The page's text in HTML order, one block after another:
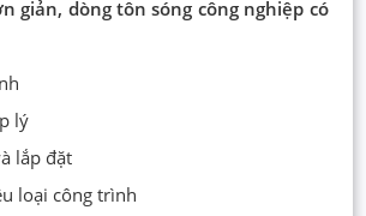
giản, dòng tôn sóng công nghiệp có
lý
lắp đặt
loại công trình